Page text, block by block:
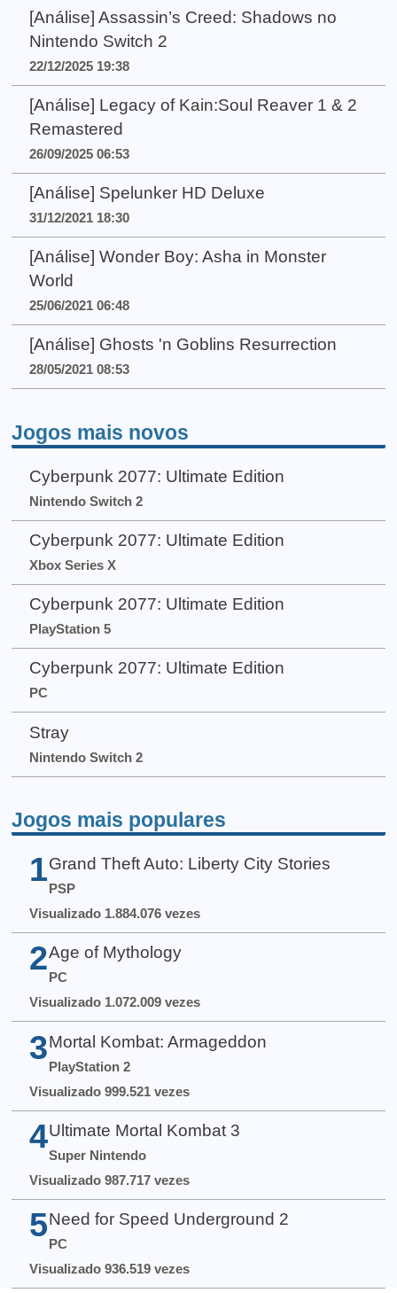
[Análise] Assassin’s Creed: Shadows no
Nintendo Switch 2
22/12/2025 19:38
[Análise] Legacy of Kain:Soul Reaver 1 & 2
Remastered
26/09/2025 06:53
[Análise] Spelunker HD Deluxe
31/12/2021 18:30
[Análise] Wonder Boy: Asha in Monster
World
25/06/2021 06:48
[Análise] Ghosts 'n Goblins Resurrection
28/05/2021 08:53
Jogos mais novos
Cyberpunk 2077: Ultimate Edition
Nintendo Switch 2
Cyberpunk 2077: Ultimate Edition
Xbox Series X
Cyberpunk 2077: Ultimate Edition
PlayStation 5
Cyberpunk 2077: Ultimate Edition
PC
Stray
Nintendo Switch 2
Jogos mais populares
1 Grand Theft Auto: Liberty City Stories
PSP
Visualizado 1.884.076 vezes
2 Age of Mythology
PC
Visualizado 1.072.009 vezes
3 Mortal Kombat: Armageddon
PlayStation 2
Visualizado 999.521 vezes
4 Ultimate Mortal Kombat 3
Super Nintendo
Visualizado 987.717 vezes
5 Need for Speed Underground 2
PC
Visualizado 936.519 vezes